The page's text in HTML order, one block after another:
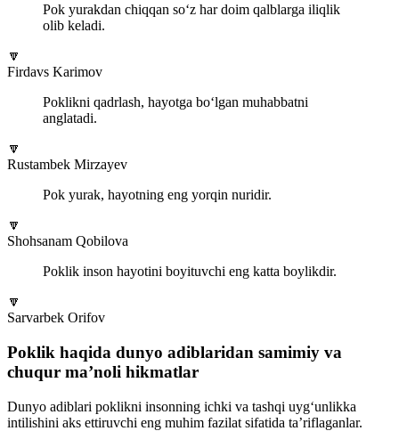
Pok yurakdan chiqqan so‘z har doim qalblarga iliqlik
olib keladi.
🔽
Firdavs Karimov
Poklikni qadrlash, hayotga bo‘lgan muhabbatni
anglatadi.
🔽
Rustambek Mirzayev
Pok yurak, hayotning eng yorqin nuridir.
🔽
Shohsanam Qobilova
Poklik inson hayotini boyituvchi eng katta boylikdir.
🔽
Sarvarbek Orifov
Poklik haqida dunyo adiblaridan samimiy va
chuqur ma’noli hikmatlar
Dunyo adiblari poklikni insonning ichki va tashqi uyg‘unlikka
intilishini aks ettiruvchi eng muhim fazilat sifatida ta’riflaganlar.